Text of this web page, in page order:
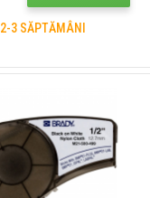
2-3 SĂPTĂMÂNI